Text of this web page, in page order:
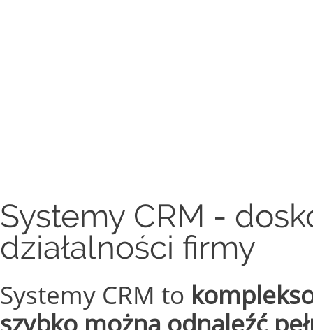
Systemy CRM -
działalności firmy
Systemy CRM to
szybko można odnaleźć